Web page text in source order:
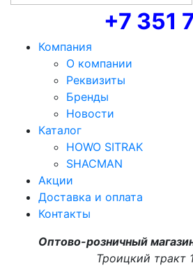
+7 351
Компания
О компании
Реквизиты
Бренды
Новости
Каталог
HOWO SITRAK
SHACMAN
Акции
Доставка и оплата
Контакты
Оптово-розничный
Троицкий тракт